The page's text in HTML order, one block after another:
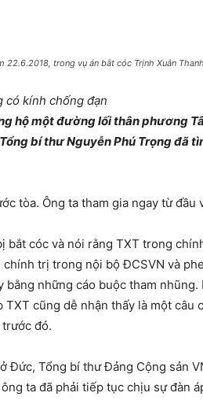
trong vụ án bắt cóc Trịnh Xuân
có kính chống đạn
hộ một đường lối thân phương
bí thư Nguyễn Phú Trọng đã
tòa. Ông ta tham gia ngay từ
cóc và nói rằng TXT trong
trị trong nội bộ ĐCSVN và
những cáo buộc tham
cũng dễ nhận thấy là một câu
đó.
Tổng bí thư Đảng Cộng sản
ta đã phải tiếp tục chịu sự đàn